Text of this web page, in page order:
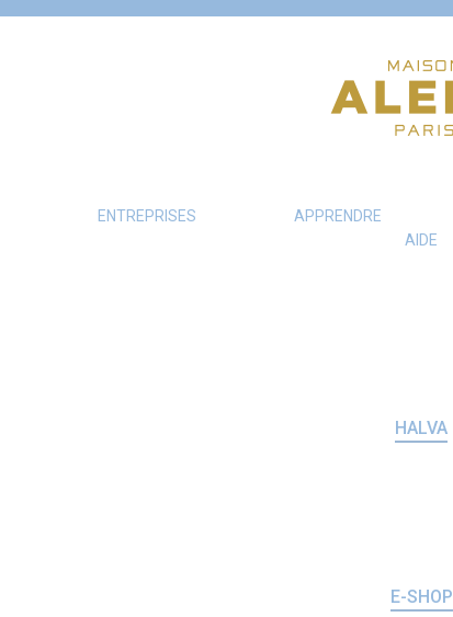
ENTREPRISES APPRENDRE
AIDE
HALVA
E-SHOP